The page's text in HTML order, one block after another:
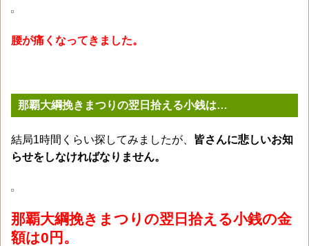
腰が痛くなってきました。
那覇大綱挽きまつりの翌日拾える小銭は…
結局1時間くらい探してみましたが、 皆さんに悲しいお知
らせをしなければなりません。
那覇大綱挽きまつりの翌日拾える小銭の金
額は0円。